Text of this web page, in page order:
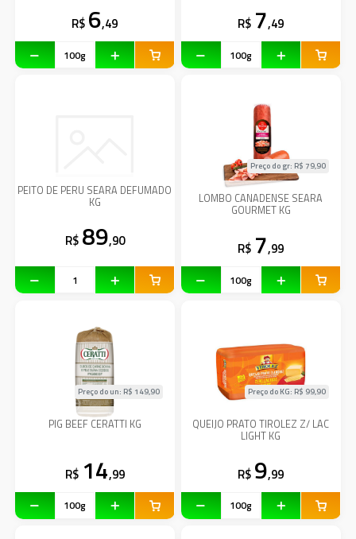
R$ 6,49 R$ 7,49
PEITO DE PERU SEARA DEFUMADO
KG
R$ 89,90
LOMBO CANADENSE SEARA
GOURMET KG
Preço do gr: R$ 79,90
R$ 7,99
PIG BEEF CERATTI KG
Preço do un: R$ 149,90
R$ 14,99
QUEIJO PRATO TIROLEZ Z/ LAC
LIGHT KG
Preço do KG: R$ 99,90
R$ 9,99